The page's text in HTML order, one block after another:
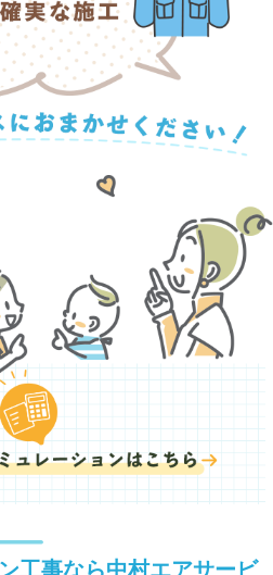
工事なら中村エアサービ